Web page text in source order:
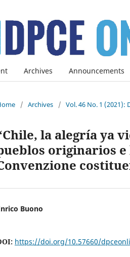
Archives Announcements
/ Archives / Vol. 46 No. 1 (2021):
la alegría ya
originarios
Buono
https://doi.org/10.57660/